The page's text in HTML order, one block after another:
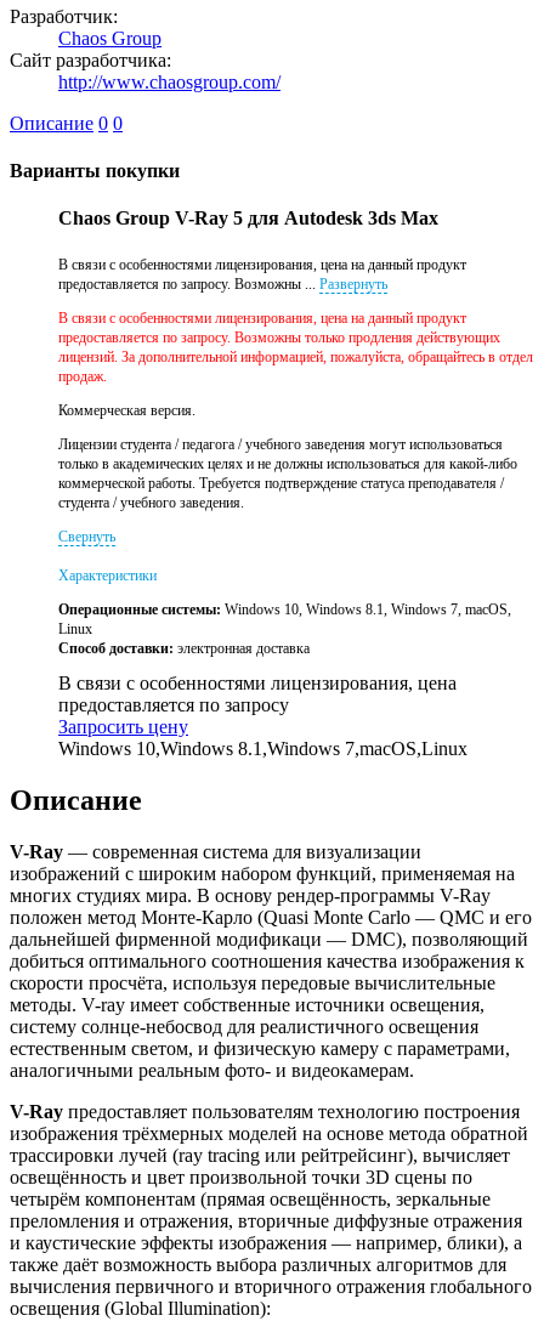
Разработчик:
Chaos Group
Сайт разработчика:
http://www.chaosgroup.com/
Описание 0 0
Варианты покупки
Chaos Group V-Ray 5 для Autodesk 3ds Max
В связи с особенностями лицензирования, цена на данный продукт
предоставляется по запросу. Возможны ... Развернуть
В связи с особенностями лицензирования, цена на данный продукт
предоставляется по запросу. Возможны только продления действующих
лицензий. За дополнительной информацией, пожалуйста, обращайтесь в отдел
продаж.
Коммерческая версия.
Лицензии студента / педагога / учебного заведения могут использоваться
только в академических целях и не должны использоваться для какой-либо
коммерческой работы. Требуется подтверждение статуса преподавателя /
студента / учебного заведения.
Свернуть
Характеристики
Операционные системы: Windows 10, Windows 8.1, Windows 7, macOS,
Linux
Способ доставки: электронная доставка
В связи с особенностями лицензирования, цена
предоставляется по запросу
Запросить цену
Windows 10,Windows 8.1,Windows 7,macOS,Linux
Описание
V-Ray — современная система для визуализации
изображений с широким набором функций, применяемая на
многих студиях мира. В основу рендер-программы V-Ray
положен метод Монте-Карло (Quasi Monte Carlo — QMC и его
дальнейшей фирменной модификаци — DMC), позволяющий
добиться оптимального соотношения качества изображения к
скорости просчёта, используя передовые вычислительные
методы. V-ray имеет собственные источники освещения,
систему солнце-небосвод для реалистичного освещения
естественным светом, и физическую камеру с параметрами,
аналогичными реальным фото- и видеокамерам.
V-Ray предоставляет пользователям технологию построения
изображения трёхмерных моделей на основе метода обратной
трассировки лучей (ray tracing или рейтрейсинг), вычисляет
освещённость и цвет произвольной точки 3D сцены по
четырём компонентам (прямая освещённость, зеркальные
преломления и отражения, вторичные диффузные отражения
и каустические эффекты изображения — например, блики), а
также даёт возможность выбора различных алгоритмов для
вычисления первичного и вторичного отражения глобального
освещения (Global Illumination):